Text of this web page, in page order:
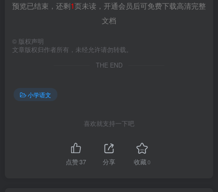
预览已结束，还剩1页未读，开通会员后可免费下载高清完整
文档
© 版权声明
文章版权归作者所有，未经允许请勿转载。
THE END
小学语文
喜欢就支持一下吧
点赞37 分享 收藏0